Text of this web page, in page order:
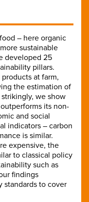
– here organic
sustainable
developed 25
pillars.
at farm,
the estimation of
we show
its non-
and social
indicators – carbon
is similar.
expensive, the
to classical policy
such as
findings
standards to cover